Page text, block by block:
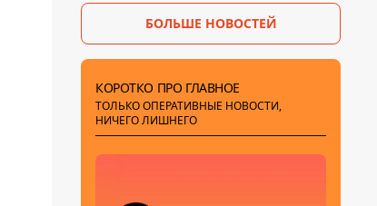
БОЛЬШЕ НОВОСТЕЙ
КОРОТКО ПРО ГЛАВНОЕ
ТОЛЬКО ОПЕРАТИВНЫЕ НОВОСТИ,
НИЧЕГО ЛИШНЕГО